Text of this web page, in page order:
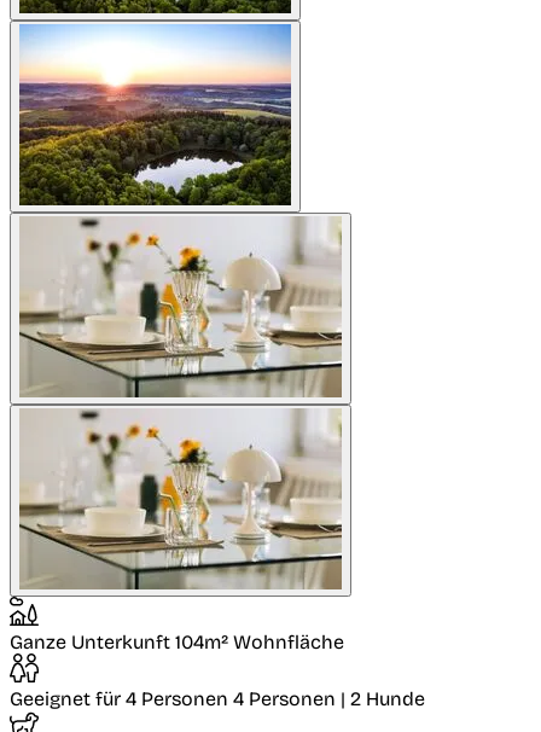
Ganze Unterkunft 104m² Wohnfläche
Geeignet für 4 Personen 4 Personen | 2 Hunde